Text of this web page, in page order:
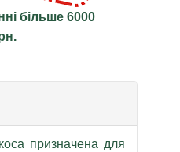
більше 6000
призначена для